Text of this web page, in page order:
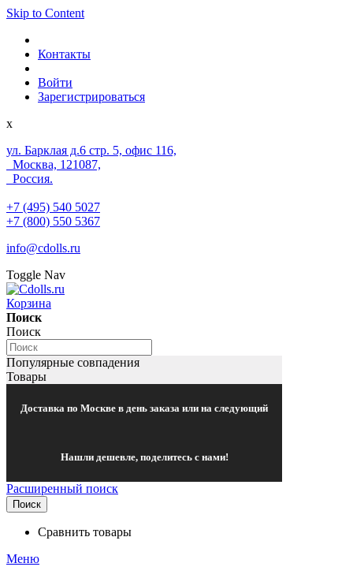
Skip to Content
Контакты
Войти
Зарегистрироваться
x
ул. Барклая д.6 стр. 5, офис 116,
Москва, 121087,
Россия.
+7 (495) 540 5027
+7 (800) 550 5367
info@cdolls.ru
Toggle Nav
Корзина
Поиск
Поиск
Популярные совпадения
Товары
Доставка по Москве в день заказа или на следующий
Нашли дешевле, поделитесь с нами!
Расширенный поиск
Поиск
Сравнить товары
Меню